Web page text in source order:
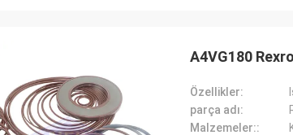
A4VG180
Özellikler:
parça adı:
Malzemeler::